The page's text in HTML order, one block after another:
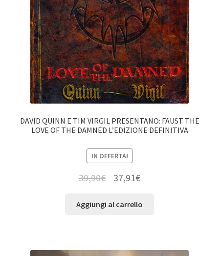
DAVID QUINN E TIM VIRGIL PRESENTANO: FAUST THE
LOVE OF THE DAMNED L’EDIZIONE DEFINITIVA
IN OFFERTA!
39,90€ 37,91€
Aggiungi al carrello